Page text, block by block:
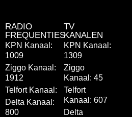
RADIO
FREQUENTIES
KPN Kanaal:
1009
Ziggo Kanaal:
1912
Telfort Kanaal:
Delta Kanaal:
800
TV
KANALEN
KPN Kanaal:
1309
Ziggo
Kanaal: 45
Telfort
Kanaal: 607
Delta